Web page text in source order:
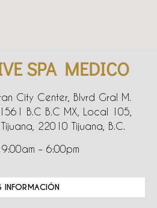
SPA MEDICO
City Center, Blvrd Gral M.
B.C B.C MX, Local 105,
22010 Tijuana, B.C.
– 6:00pm
INFORMACIÓN